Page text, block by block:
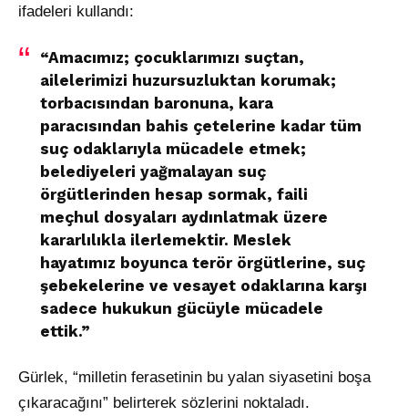
ifadeleri kullandı:
“Amacımız; çocuklarımızı suçtan,
ailelerimizi huzursuzluktan korumak;
torbacısından baronuna, kara
paracısından bahis çetelerine kadar tüm
suç odaklarıyla mücadele etmek;
belediyeleri yağmalayan suç
örgütlerinden hesap sormak, faili
meçhul dosyaları aydınlatmak üzere
kararlılıkla ilerlemektir. Meslek
hayatımız boyunca terör örgütlerine, suç
şebekelerine ve vesayet odaklarına karşı
sadece hukukun gücüyle mücadele
ettik.”
Gürlek, “milletin ferasetinin bu yalan siyasetini boşa
çıkaracağını” belirterek sözlerini noktaladı.